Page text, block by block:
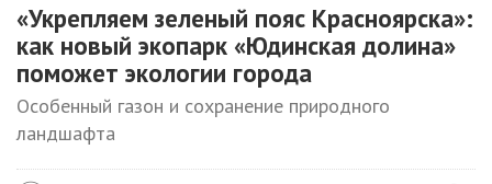
«Укрепляем зеленый пояс Красноярска»:
как новый экопарк «Юдинская долина»
поможет экологии города
Особенный газон и сохранение природного
ландшафта